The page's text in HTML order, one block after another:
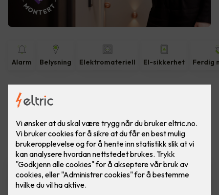
Alarm Belysning Elektromateriell El-sikkerhet Ferdig
Vis flerefiltre
Spotskinne - Tube Micro Track,
Hvit